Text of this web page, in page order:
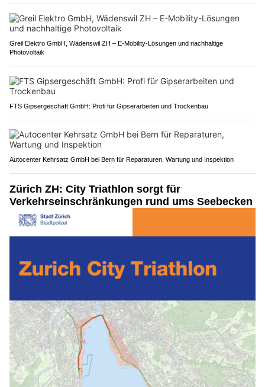
Greil Elektro GmbH, Wädenswil ZH – E-Mobility-Lösungen und nachhaltige
Photovoltaik
FTS Gipsergeschäft GmbH: Profi für Gipserarbeiten und Trockenbau
Autocenter Kehrsatz GmbH bei Bern für Reparaturen, Wartung und Inspektion
Zürich ZH: City Triathlon sorgt für
Verkehrseinschränkungen rund ums Seebecken